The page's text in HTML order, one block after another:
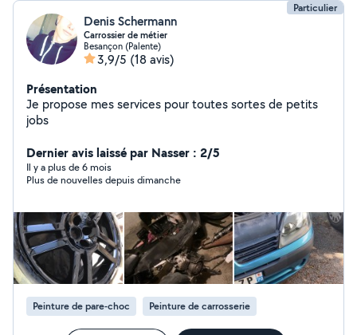
Particulier
Denis Schermann
Carrossier de métier
Besançon (Palente)
3,9/5 (18 avis)
Présentation
Je propose mes services pour toutes sortes de petits
jobs
Dernier avis laissé par Nasser : 2/5
Il y a plus de 6 mois
Plus de nouvelles depuis dimanche
Peinture de pare-choc Peinture de carrosserie